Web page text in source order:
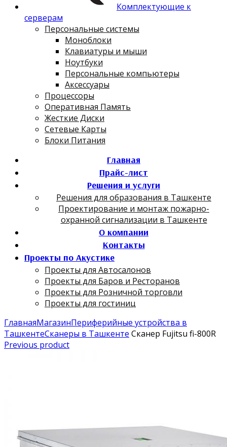
Комплектующие к
серверам
Персональные системы
Моноблоки
Клавиатуры и мыши
Ноутбуки
Персональные компьютеры
Аксессуары
Процессоры
Оперативная Память
Жесткие Диски
Сетевые Карты
Блоки Питания
Главная
Прайс-лист
Решения и услуги
Решения для образования в Ташкенте
Проектирование и монтаж пожарно-
охранной сигнализации в Ташкенте
О компании
Контакты
Проекты по Акустике
Проекты для Автосалонов
Проекты для Баров и Ресторанов
Проекты для Розничной торговли
Проекты для гостиниц
ГлавнаяМагазинПериферийные устройства в
ТашкентеСканеры в Ташкенте Сканер Fujitsu fi-800R
Previous product